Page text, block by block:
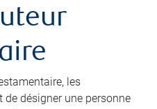
les
désigner une personne